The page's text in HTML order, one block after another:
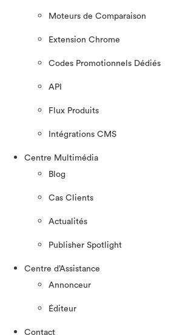
Moteurs de Comparaison
Extension Chrome
Codes Promotionnels Dédiés
API
Flux Produits
Intégrations CMS
Centre Multimédia
Blog
Cas Clients
Actualités
Publisher Spotlight
Centre d’Assistance
Annonceur
Éditeur
Contact